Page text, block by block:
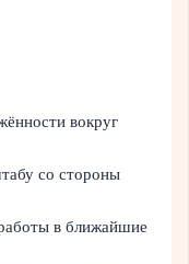
вокруг
со стороны
в ближайшие